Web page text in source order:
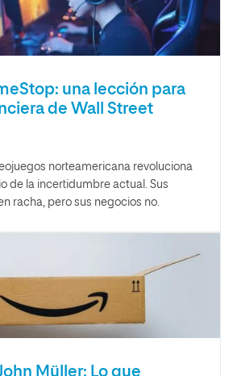
una lección para
de Wall Street
norteamericana revoluciona
de la incertidumbre actual. Sus
racha, pero sus negocios no.
Müller: Lo que